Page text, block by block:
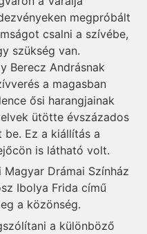
megpróbált
csalni a szívébe,
szükség van.
Berecz Andrásnak
a magasban
ősi harangjainak
ütötte évszázados
Ez a kiállítás a
is látható volt.
Drámai Színház
Ibolya Frida című
a közönség.
a különböző